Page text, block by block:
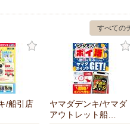
すべての
/船引店
ヤマダデンキ/ヤマダ
アウトレット船…